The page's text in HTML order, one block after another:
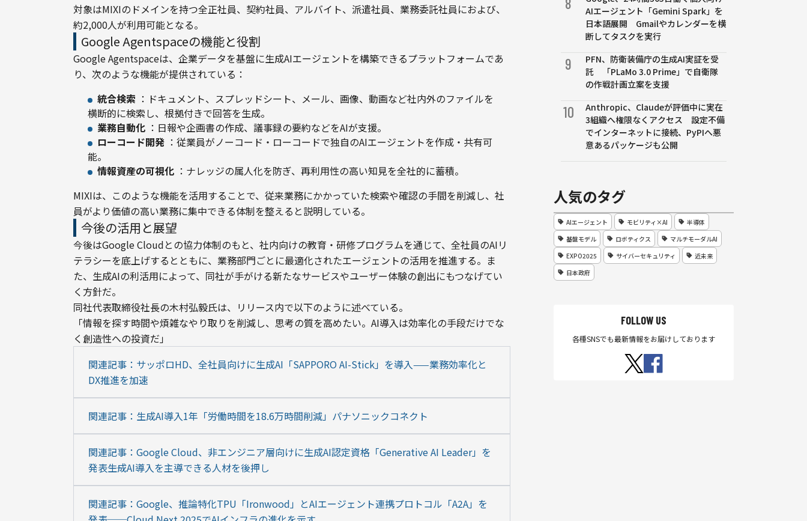
対象はMIXIのドメインを持つ全正社員、契約社員、アルバイト、派遣社員、業務委託社員におよび、
約2,000人が利用可能となる。
Google Agentspaceの機能と役割
Google Agentspaceは、企業データを基盤に生成AIエージェントを構築できるプラットフォームであ
り、次のような機能が提供されている：
統合検索 ：ドキュメント、スプレッドシート、メール、画像、動画など社内外のファイルを
横断的に検索し、根拠付きで回答を生成。
業務自動化 ：日報や企画書の作成、議事録の要約などをAIが支援。
ローコード開発 ：従業員がノーコード・ローコードで独自のAIエージェントを作成・共有可
能。
情報資産の可視化 ：ナレッジの属人化を防ぎ、再利用性の高い知見を全社的に蓄積。
MIXIは、このような機能を活用することで、従来業務にかかっていた検索や確認の手間を削減し、社
員がより価値の高い業務に集中できる体制を整えると説明している。
今後の活用と展望
今後はGoogle Cloudとの協力体制のもと、社内向けの教育・研修プログラムを通じて、全社員のAIリ
テラシーを底上げするとともに、業務部門ごとに最適化されたエージェントの活用を推進する。ま
た、生成AIの利活用によって、同社が手がける新たなサービスやユーザー体験の創出にもつなげてい
く方針だ。
同社代表取締役社長の木村弘毅氏は、リリース内で以下のように述べている。
「情報を探す時間や煩雑なやり取りを削減し、思考の質を高めたい。AI導入は効率化の手段だけでな
く創造性への投資だ」
関連記事：サッポロHD、全社員向けに生成AI「SAPPORO AI-Stick」を導入——業務効率化と
DX推進を加速
関連記事：生成AI導入1年「労働時間を18.6万時間削減」パナソニックコネクト
関連記事：Google Cloud、非エンジニア層向けに生成AI認定資格「Generative AI Leader」を
発表――生成AI導入を主導できる人材を後押し
関連記事：Google、推論特化TPU「Ironwood」とAIエージェント連携プロトコル「A2A」を
AIエージェント「Gemini Spark」を
日本語展開 Gmailやカレンダーを横
断してタスクを実行
9
PFN、防衛装備庁の生成AI実証を受
託 「PLaMo 3.0 Prime」で自衛隊
の作戦計画立案を支援
10
Anthropic、Claudeが評価中に実在
3組織へ権限なくアクセス 設定不備
でインターネットに接続、PyPIへ悪
意あるパッケージも公開
人気のタグ
AIエージェント モビリティ×AI
半導体
基盤モデル
ロボティクス
マルチモーダルAI
EXPO2025
サイバーセキュリティ
近未来
日本政府
FOLLOW US
各種SNSでも最新情報をお届けしております